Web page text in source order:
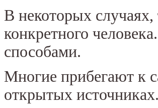
В некоторых
конкретного
способами.
Многие прибегают к
открытых